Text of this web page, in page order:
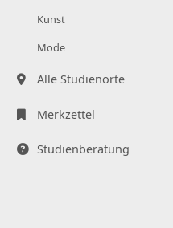
Kunst
Mode
Alle Studienorte
Merkzettel
Studienberatung